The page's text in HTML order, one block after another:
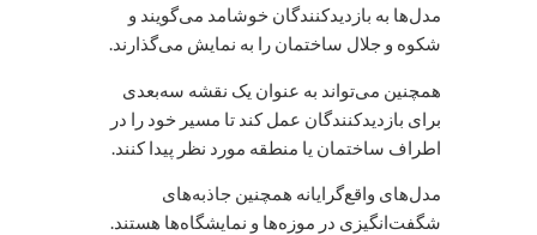
مدل‌ها به بازدیدکنندگان خوشامد می‌گویند و
شکوه و جلال ساختمان را به نمایش می‌گذارند.
همچنین می‌تواند به عنوان یک نقشه سه‌بعدی
برای بازدیدکنندگان عمل کند تا مسیر خود را در
اطراف ساختمان یا منطقه مورد نظر پیدا کنند.
مدل‌های واقع‌گرایانه همچنین جاذبه‌های
شگفت‌انگیزی در موزه‌ها و نمایشگاه‌ها هستند.